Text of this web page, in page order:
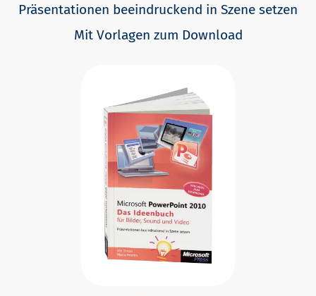
Präsentationen beeindruckend in Szene setzen
Mit Vorlagen zum Download